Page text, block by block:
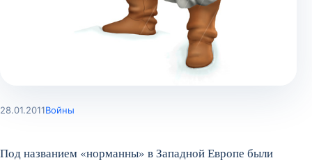
28.01.2011Войны
Под названием «норманны» в Западной Европе были